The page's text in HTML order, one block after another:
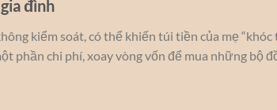
đình
kiểm soát, có thể khiến túi tiền của mẹ “khóc
phần chi phí, xoay vòng vốn để mua những bộ